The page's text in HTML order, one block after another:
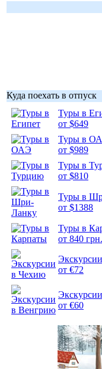
Куда поехать в отпуск
Туры в
от $649
Туры в
от $989
Туры в
от $810
Туры в
от $1388
Туры в
от 840 грн.
от €72
от €60